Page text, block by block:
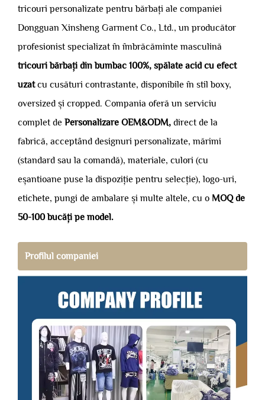
tricouri personalizate pentru bărbați ale companiei
Dongguan Xinsheng Garment Co., Ltd., un producător
profesionist specializat în îmbrăcăminte masculină
tricouri bărbați din bumbac 100%, spălate acid cu efect
uzatcu cusături contrastante, disponibile în stil boxy,
oversized și cropped. Compania oferă un serviciu
complet de Personalizare OEM&ODM, direct de la
fabrică, acceptând designuri personalizate, mărimi
(standard sau la comandă), materiale, culori (cu
eșantioane puse la dispoziție pentru selecție), logo-uri,
etichete, pungi de ambalare și multe altele, cu o MOQ de
50-100 bucăți pe model.
Profilul companiei